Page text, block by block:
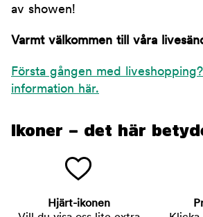
av showen!
Varmt välkommen till våra
Första gången med
information här.
Ikoner – det här
Hjärt-ikonen